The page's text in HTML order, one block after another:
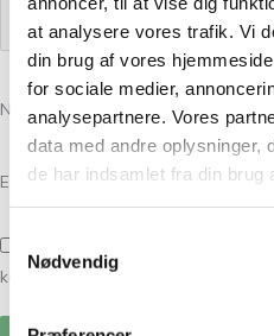
at analysere vores trafik. Vi
din brug af vores
for sociale medier,
analysepartnere. Vores
data med andre oplysninger,
de har indsamlet fra din brug
Samtykkevalg
Nødvendig
Navn
E-mail *
Gem mit navn, mail og
kommenterer.